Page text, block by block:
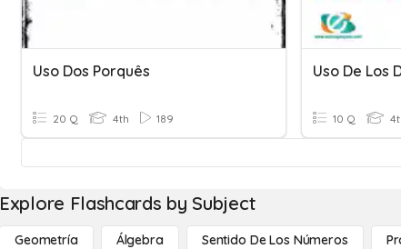
Uso Dos Porquês
20 Q 4th 189
Uso De Los
10 Q
Explore Flashcards by Subject
Geometría Álgebra Sentido De Los Números